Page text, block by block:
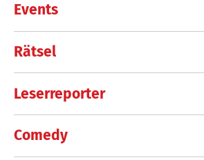
Events
Rätsel
Leserreporter
Comedy